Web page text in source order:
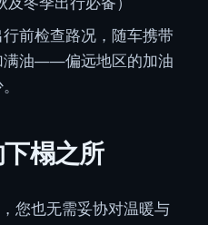
行前检查路况，随车携带
满油——偏远地区的加油
榻之所
您也无需妥协对温暖与